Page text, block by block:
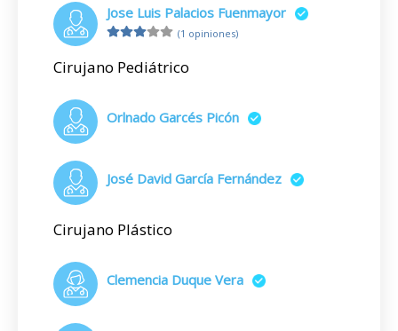
Jose Luis Palacios Fuenmayor
(1 opiniones)
Cirujano Pediátrico
Orlnado Garcés Picón
José David García Fernández
Cirujano Plástico
Clemencia Duque Vera